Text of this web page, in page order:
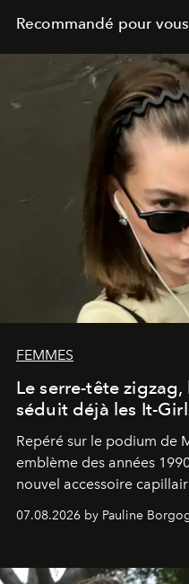
Recommandé pour vous
FEMMES
Le serre-tête
séduit déjà les It-
Repéré sur le podium de
emblème des années
nouvel accessoire
s'arrachent déjà.
07.08.2026 by Pauline